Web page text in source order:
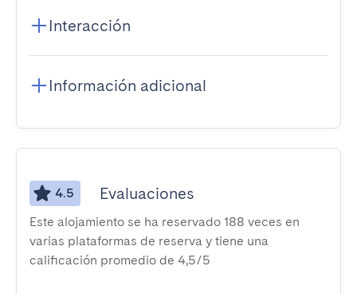
Interacción
Información adicional
4.5 Evaluaciones
Este alojamiento se ha reservado 188 veces en
varias plataformas de reserva y tiene una
calificación promedio de 4,5/5